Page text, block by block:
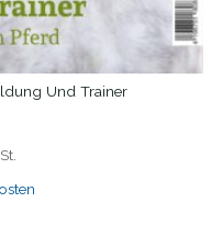
Und Trainer